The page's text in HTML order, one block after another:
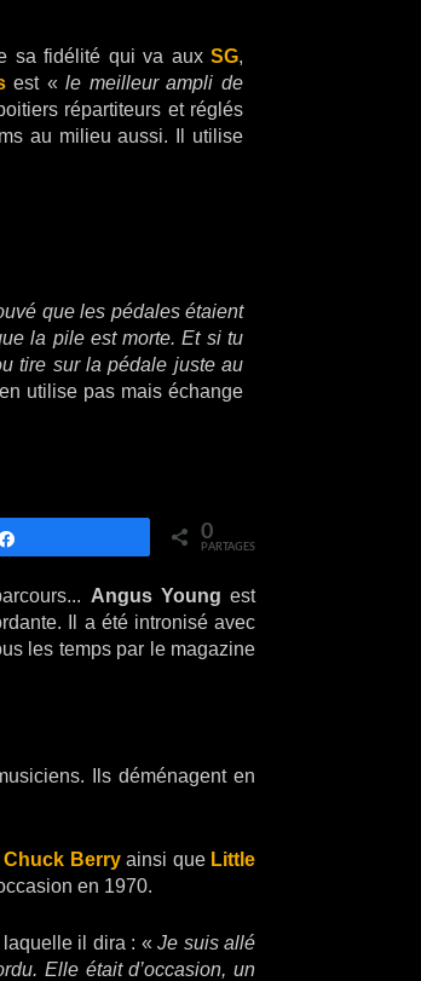
sa fidélité qui va auxSG,
est « le meilleur ampli de
répartiteurs et réglés
au milieu aussi. Il utilise
que les pédales étaient
la pile est morte. Et si tu
tire sur la pédale juste au
utilise pas mais échange
0
PARTAGES
Angus Young est
Il a été intronisé avec
les temps par le magazine
Ils déménagent en
Chuck Berryainsi que Little
en 1970.
il dira : « Je suis allé
Elle était d’occasion, un